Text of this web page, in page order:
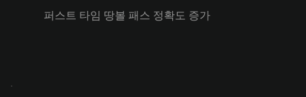
퍼스트 타임 땅볼 패스 정확도 증가